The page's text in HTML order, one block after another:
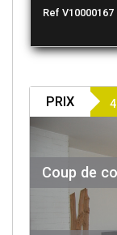
Ref V10000167
PRIX
Coup de